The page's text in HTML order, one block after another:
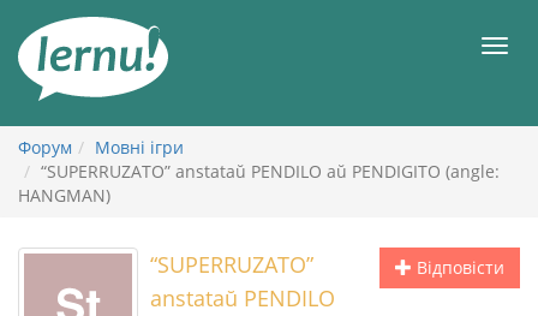
змісту
Форум
Мовні ігри
“SUPERRUZATO” anstataŭ PENDILO aŭ PENDIGITO (angle:
HANGMAN)
Відповісти
“SUPERRUZATO”
anstataŭ PENDILO